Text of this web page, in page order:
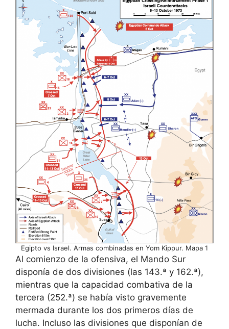
Egipto vs Israel. Armas combinadas en Yom Kippur. Mapa 1
Al comienzo de la ofensiva, el Mando Sur
disponía de dos divisiones (las 143.ª y 162.ª),
mientras que la capacidad combativa de la
tercera (252.ª) se había visto gravemente
mermada durante los dos primeros días de
lucha. Incluso las divisiones que disponían de